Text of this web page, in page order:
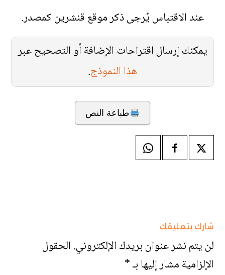
عند الاقتباس يُرجى ذكر موقع قنشرين كمصدر.
يمكنك إرسال اقتراحات الإضافة أو التصحيح عبر
هذا النموذج.
طباعة النص
شارك بتعليقك
لن يتم نشر عنوان بريدك الإلكتروني.الحقول
الإلزامية مشار إليها بـ*